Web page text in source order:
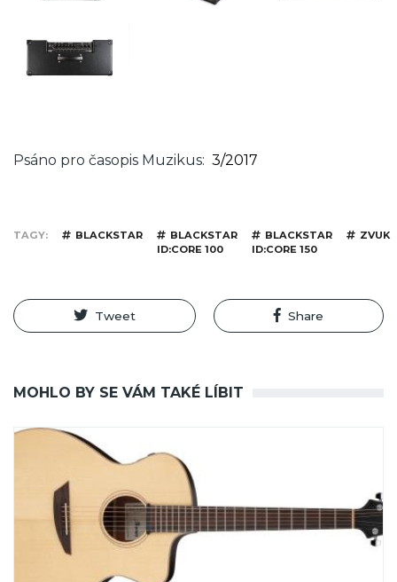
Psáno pro časopis Muzikus 3/2017
TAGY BLACKSTAR
BLACKSTAR
ID:CORE 100
BLACKSTAR
ID:CORE 150
ZVUK
Tweet Share
MOHLO BY SE VÁM TAKÉ LÍBIT